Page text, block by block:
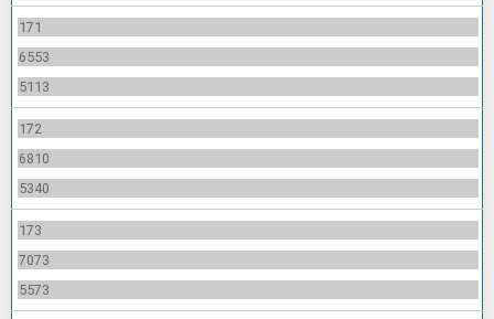
171
6553
5113
172
6810
5340
173
7073
5573